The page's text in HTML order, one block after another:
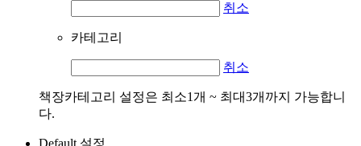
취소
카테고리
취소
책장카테고리 설정은 최소1개 ~ 최대3개까지 가능합니
다.